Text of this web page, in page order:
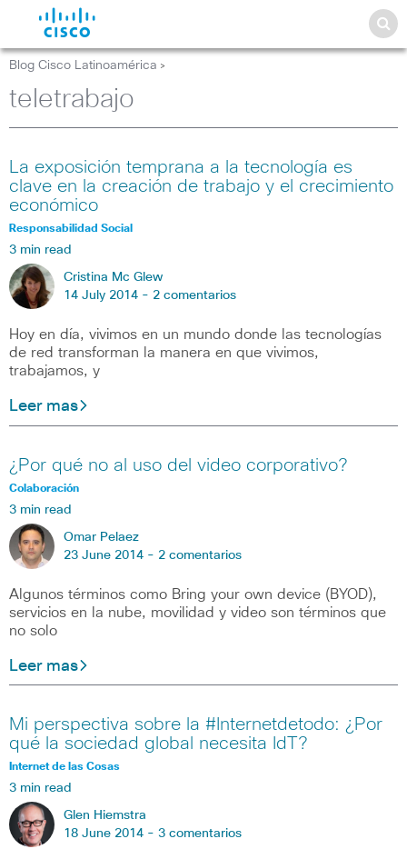
Blog Cisco Latinoamérica >
teletrabajo
La exposición temprana a la tecnología es
clave en la creación de trabajo y el crecimiento
económico
Responsabilidad Social
3 min read
Cristina Mc Glew
14 July 2014 - 2 comentarios
Hoy en día, vivimos en un mundo donde las tecnologías
de red transforman la manera en que vivimos,
trabajamos, y
Leer mas
¿Por qué no al uso del video corporativo?
Colaboración
3 min read
Omar Pelaez
23 June 2014 - 2 comentarios
Algunos términos como Bring your own device (BYOD),
servicios en la nube, movilidad y video son términos que
no solo
Leer mas
Mi perspectiva sobre la #Internetdetodo: ¿Por
qué la sociedad global necesita IdT?
Internet de las Cosas
3 min read
Glen Hiemstra
18 June 2014 - 3 comentarios